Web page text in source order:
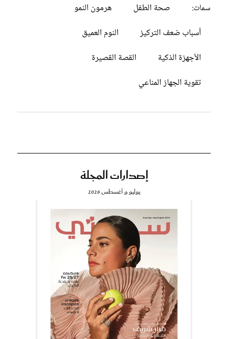
سمات:
صحة الطفل
هرمون النمو
أسباب ضعف التركيز
النوم العميق
الأجهزة الذكية
القصة القصيرة
تقوية الجهاز المناعي
إصدارات المجلة
يوليو و أغسطس 2026